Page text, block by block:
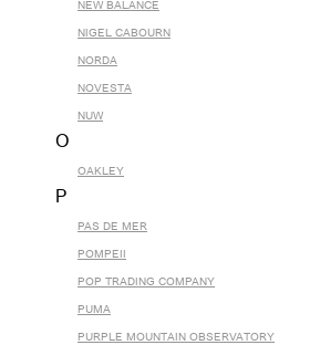
NEW BALANCE
NIGEL CABOURN
NORDA
NOVESTA
NUW
O
OAKLEY
P
PAS DE MER
POMPEII
POP TRADING COMPANY
PUMA
PURPLE MOUNTAIN OBSERVATORY